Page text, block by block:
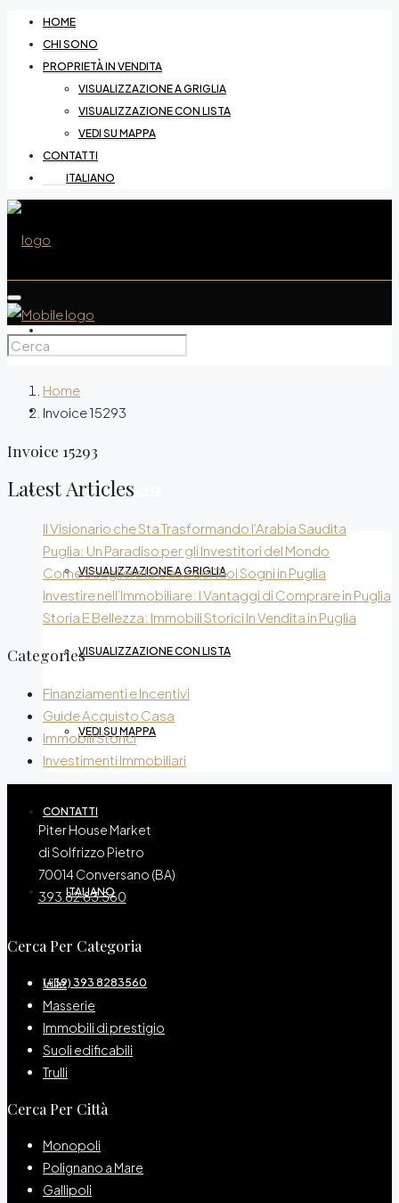
HOME
CHI SONO
PROPRIETÀ IN VENDITA
VISUALIZZAZIONE A GRIGLIA
VISUALIZZAZIONE CON LISTA
VEDI SU MAPPA
CONTATTI
ITALIANO
CHI SONO
PROPRIETÀ IN VENDITA
VISUALIZZAZIONE A GRIGLIA
VISUALIZZAZIONE CON LISTA
VEDI SU MAPPA
CONTATTI
ITALIANO
(+39) 393 8283560
Home
Invoice 15293
Invoice 15293
Latest Articles
Il Visionario che Sta Trasformando l’Arabia Saudita
Puglia: Un Paradiso per gli Investitori del Mondo
Come Scegliere la Casa dei Tuoi Sogni in Puglia
Investire nell’Immobiliare: I Vantaggi di Comprare in Puglia
Storia E Bellezza: Immobili Storici In Vendita in Puglia
Categories
Finanziamenti e Incentivi
Guide Acquisto Casa
Immobili Storici
Investimenti Immobiliari
Piter House Market
di Solfrizzo Pietro
70014 Conversano (BA)
393.82.83.560
Cerca Per Categoria
Ville
Masserie
Immobili di prestigio
Suoli edificabili
Trulli
Cerca Per Città
Monopoli
Polignano a Mare
Gallipoli